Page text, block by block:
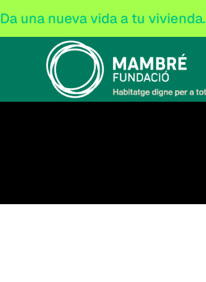
Da una nueva vida a tu vivienda.